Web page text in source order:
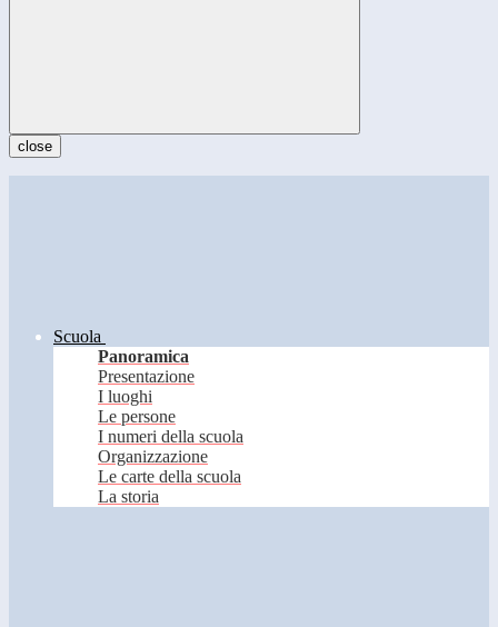
close
Scuola
Panoramica
Presentazione
I luoghi
Le persone
I numeri della scuola
Organizzazione
Le carte della scuola
La storia